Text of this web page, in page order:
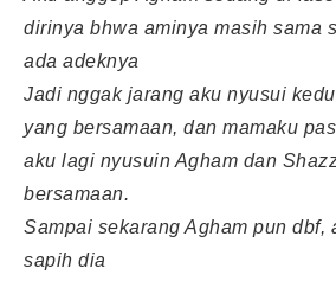
dirinya bhwa aminya masih sama
ada adeknya
Jadi nggak jarang aku nyusui
yang bersamaan, dan mamaku
aku lagi nyusuin Agham dan
bersamaan.
Sampai sekarang Agham pun dbf,
sapih dia